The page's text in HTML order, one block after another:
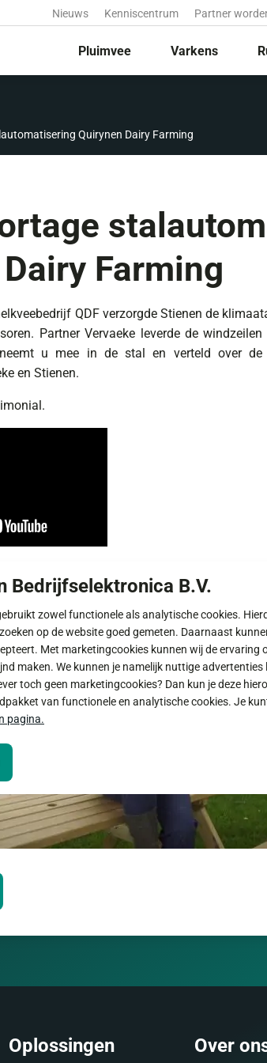
Nieuws Kenniscentrum Partner
Pluimvee Varkens
Quirynen Dairy Farming
Farming
QDF verzorgde Stienen de
Partner Vervaeke leverde de
u mee in de stal en verteld over
en Stienen.
Oplossingen Over
Bedrijfselektronica B.V.
zowel functionele als analytische cookies.
op de website goed gemeten. Daarnaast
Met marketingcookies kunnen wij de ervaring
maken. We kunnen je namelijk nuttige advertenties
toch geen marketingcookies? Dan kun je deze
van functionele en analytische cookies. Je
pagina.